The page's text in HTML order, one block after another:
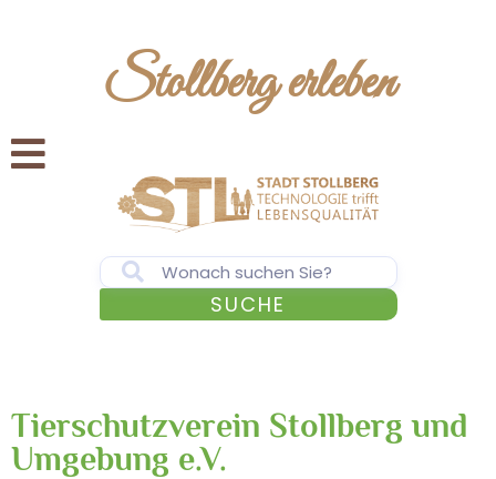
Stollberg erleben
SUCHE
Tierschutzverein Stollberg und
Umgebung e.V.